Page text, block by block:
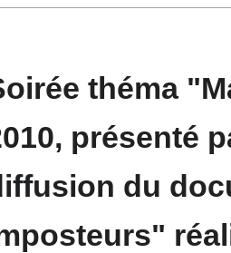
théma
présenté
du